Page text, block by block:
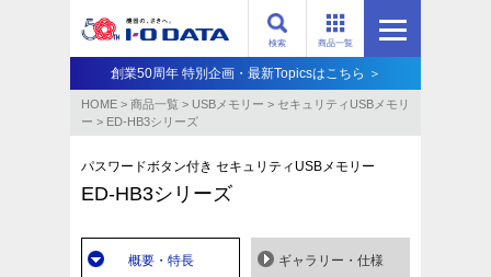
商品一覧
検索
創業50周年 特別企画・最新Topicsはこちら ＞
HOME > 商品一覧 > USBメモリー > セキュリティUSBメモリ
ー > ED-HB3シリーズ
パスワードボタン付き セキュリティUSBメモリー
ED-HB3シリーズ
概要・特長 ギャラリー・仕様